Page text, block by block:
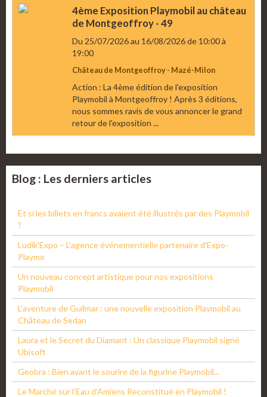
4ème Exposition Playmobil au château
de Montgeoffroy - 49
Du 25/07/2026au 16/08/2026de 10:00à
19:00
Château de Montgeoffroy - Mazé-Milon
Action : La 4ème édition de l'exposition
Playmobil à Montgeoffroy ! Après 3 éditions,
nous sommes ravis de vous annoncer le grand
retour de l'exposition ...
Blog : Les derniers articles
Et si les billets en francs avaient été illustrés par des Playmobil
?
Ludik'Expo – L'agence événementielle partenaire d'Expo-
Playmo
Un nouveau concept artistique pour nos expositions
Playmobil
L'aventure de Guilmar : une nouvelle exposition Playmobil au
Château de Sedan
Laura et le Secret du Diamant : Un classique Playmobil signé
Ubisoft
Geobra : Bien avant le sourire de la figurine Playmobil...
Le Marché sur l'Eau d'Amiens Reconstitué en Playmobil !